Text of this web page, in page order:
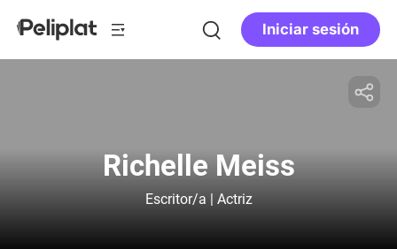
Iniciar sesión
Richelle Meiss
Escritor/a | Actriz